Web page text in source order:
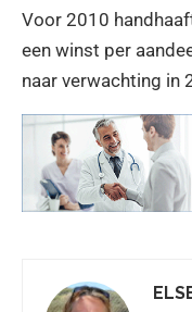
Voor 2010
een winst per
naar verwachting in